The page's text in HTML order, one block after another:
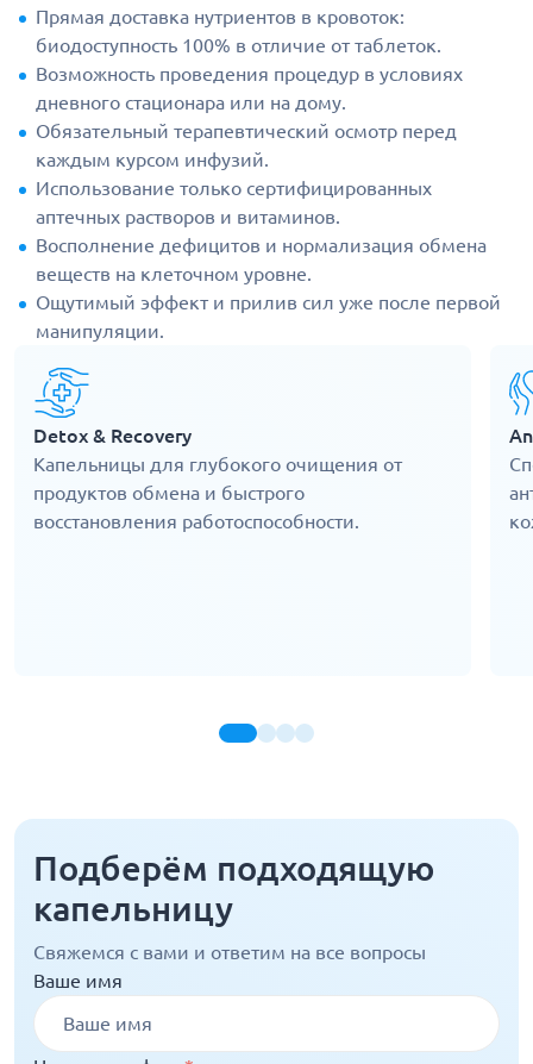
Прямая доставка нутриентов в кровоток:
биодоступность 100% в отличие от таблеток.
Возможность проведения процедур в условиях
дневного стационара или на дому.
Обязательный терапевтический осмотр перед
каждым курсом инфузий.
Использование только сертифицированных
аптечных растворов и витаминов.
Восполнение дефицитов и нормализация обмена
веществ на клеточном уровне.
Ощутимый эффект и прилив сил уже после первой
манипуляции.
Detox & Recovery
Капельницы для глубокого очищения от
продуктов обмена и быстрого
восстановления работоспособности.
Подберём подходящую
капельницу
Свяжемся с вами и ответим на все вопросы
Ваше имя